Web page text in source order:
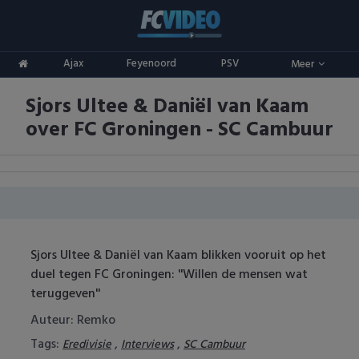
Ajax Feyenoord PSV Meer
ADO Den Haag
Ajax
FC Twente
FC Utrecht
Feyenoord
Competities
Eredivisie
Keuken Kampioen Divisie
Vrouwenvoetbal
Champions League
Europa League
Oranje
Sjors Ultee & Daniël van Kaam
over FC Groningen - SC Cambuur
Sjors Ultee & Daniël van Kaam blikken vooruit op het
duel tegen FC Groningen: ''Willen de mensen wat
teruggeven''
Auteur: Remko
Tags: Eredivisie, Interviews, SC Cambuur